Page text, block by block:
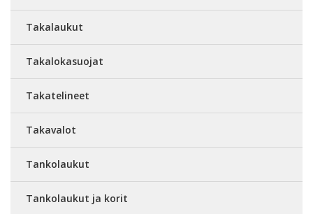
Takalaukut
Takalokasuojat
Takatelineet
Takavalot
Tankolaukut
Tankolaukut ja korit